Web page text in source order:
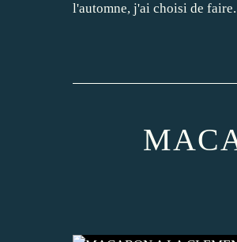
l'automne, j'ai choisi de